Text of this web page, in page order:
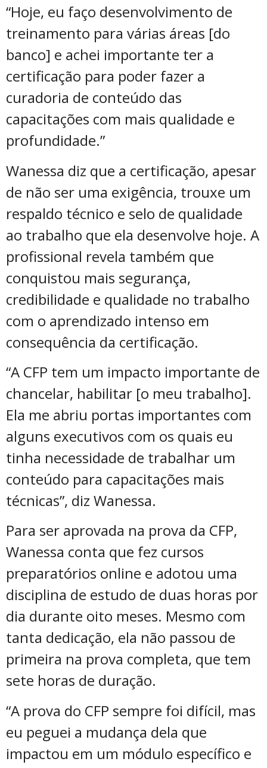
“Hoje, eu faço desenvolvimento de
treinamento para várias áreas [do
banco] e achei importante ter a
certificação para poder fazer a
curadoria de conteúdo das
capacitações com mais qualidade e
profundidade.”
Wanessa diz que a certificação, apesar
de não ser uma exigência, trouxe um
respaldo técnico e selo de qualidade
ao trabalho que ela desenvolve hoje. A
profissional revela também que
conquistou mais segurança,
credibilidade e qualidade no trabalho
com o aprendizado intenso em
consequência da certificação.
“A CFP tem um impacto importante de
chancelar, habilitar [o meu trabalho].
Ela me abriu portas importantes com
alguns executivos com os quais eu
tinha necessidade de trabalhar um
conteúdo para capacitações mais
técnicas”, diz Wanessa.
Para ser aprovada na prova da CFP,
Wanessa conta que fez cursos
preparatórios online e adotou uma
disciplina de estudo de duas horas por
dia durante oito meses. Mesmo com
tanta dedicação, ela não passou de
primeira na prova completa, que tem
sete horas de duração.
“A prova do CFP sempre foi difícil, mas
eu peguei a mudança dela que
impactou em um módulo específico e